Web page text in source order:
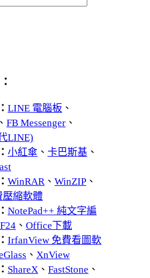
LINE 電腦板 、
、 FB Messenger 、
LINE)
小紅傘 、 卡巴斯基 、
WinRAR 、 WinZIP 、
壓縮軟體
NotePad++ 純文字編
、 Office下載
IrfanView 免費看圖軟
、 XnView
ShareX 、 FastStone 、